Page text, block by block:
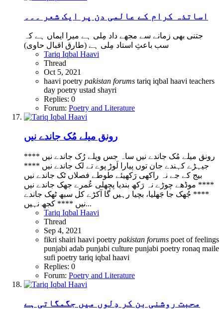
اساتذہ کرام کے عالمی دن پر ایک شعر ۔۔۔
جتنی بھی زمانے سے مجھے داد مِلی ہے میرا ایماں ہے کہ
سب باعثِ استاد مِلی ہے (طارق اقبال حاوی)
Tariq Iqbal Haavi
Thread
Oct 5, 2021
haavi poetry pakistan forums tariq iqbal haavi teachers
day poetry ustad shayri
Replies: 0
Forum: Poetry and Literature
رونق میلے مُک جاندے نیں
رونق میلے مُک جاندے نیں ساہ جس ویلے رُک جاندے نیں ****
جیہڑے کہندے جان توں پیارا لَوڑ پوے تے لک جاندے نیں ****
بیج کے جے نہ راکھی رَکھیئے طوطے فصلاں ٹک جاندے نیں
**** موڈھے چوڑے نہ رَکھ بندیا پچھلی عُمرے جھک جاندے نیں
**** جُھک جا جَھلیا، بچیا رہیں گا آکڑے کل سبھ ٹھک جاندے
نیں **** کجھ نہیں...
Tariq Iqbal Haavi
Thread
Sep 4, 2021
fikri shairi haavi poetry pakistan forums poet of feelings
punjabi adab punjabi culture punjabi poetry ronaq maile
sufi poetry tariq iqbal haavi
Replies: 0
Forum: Poetry and Literature
محبت روشنی بن کر دِلوں میں جگمگاتی ہے